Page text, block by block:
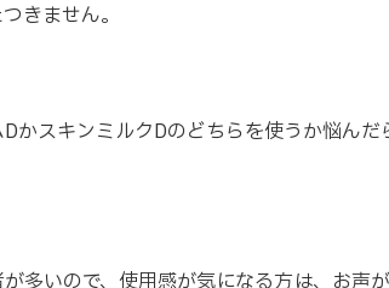
きません。
かスキンミルクDのどちらを使うか悩ん
多いので、使用感が気になる方は、お声が